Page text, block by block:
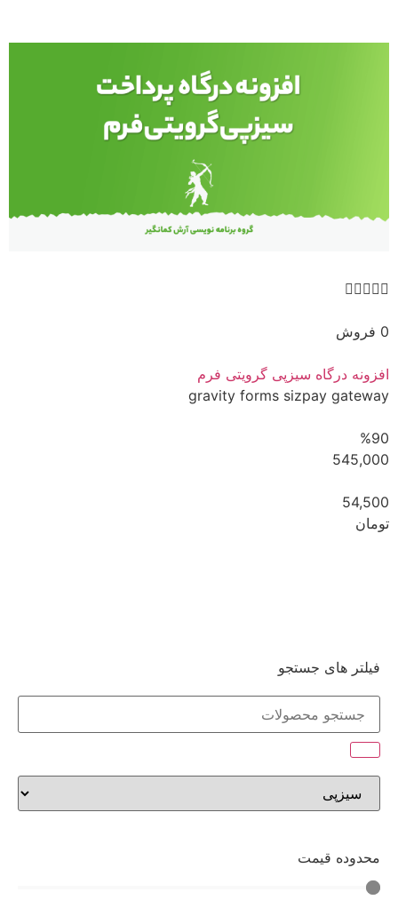
فیلتر های جستجو
محدوده قیمت

0 فروش
افزونه درگاه سیزپی گرویتی فرم
gravity forms sizpay gateway
%90
545,000
54,500
تومان